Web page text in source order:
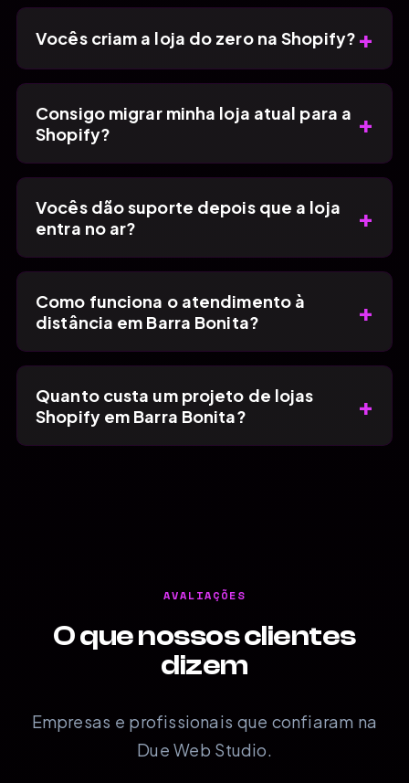
Vocês criam a loja do zero na Shopify? +
Consigo migrar minha loja atual para a
Shopify?
+
Vocês dão suporte depois que a loja
entra no ar?
+
Como funciona o atendimento à
distância em Barra Bonita?
+
Quanto custa um projeto de lojas
Shopify em Barra Bonita?
+
AVALIAÇÕES
O que nossos clientes
dizem
Empresas e profissionais que confiaram na
Due Web Studio.